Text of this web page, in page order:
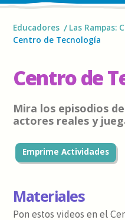
Educadores
Las Rampas:
Centro de Tecnología
Centro de
Mira los episodios
actores reales y
Emprime Actividades
Materiales
Pon estos videos en el